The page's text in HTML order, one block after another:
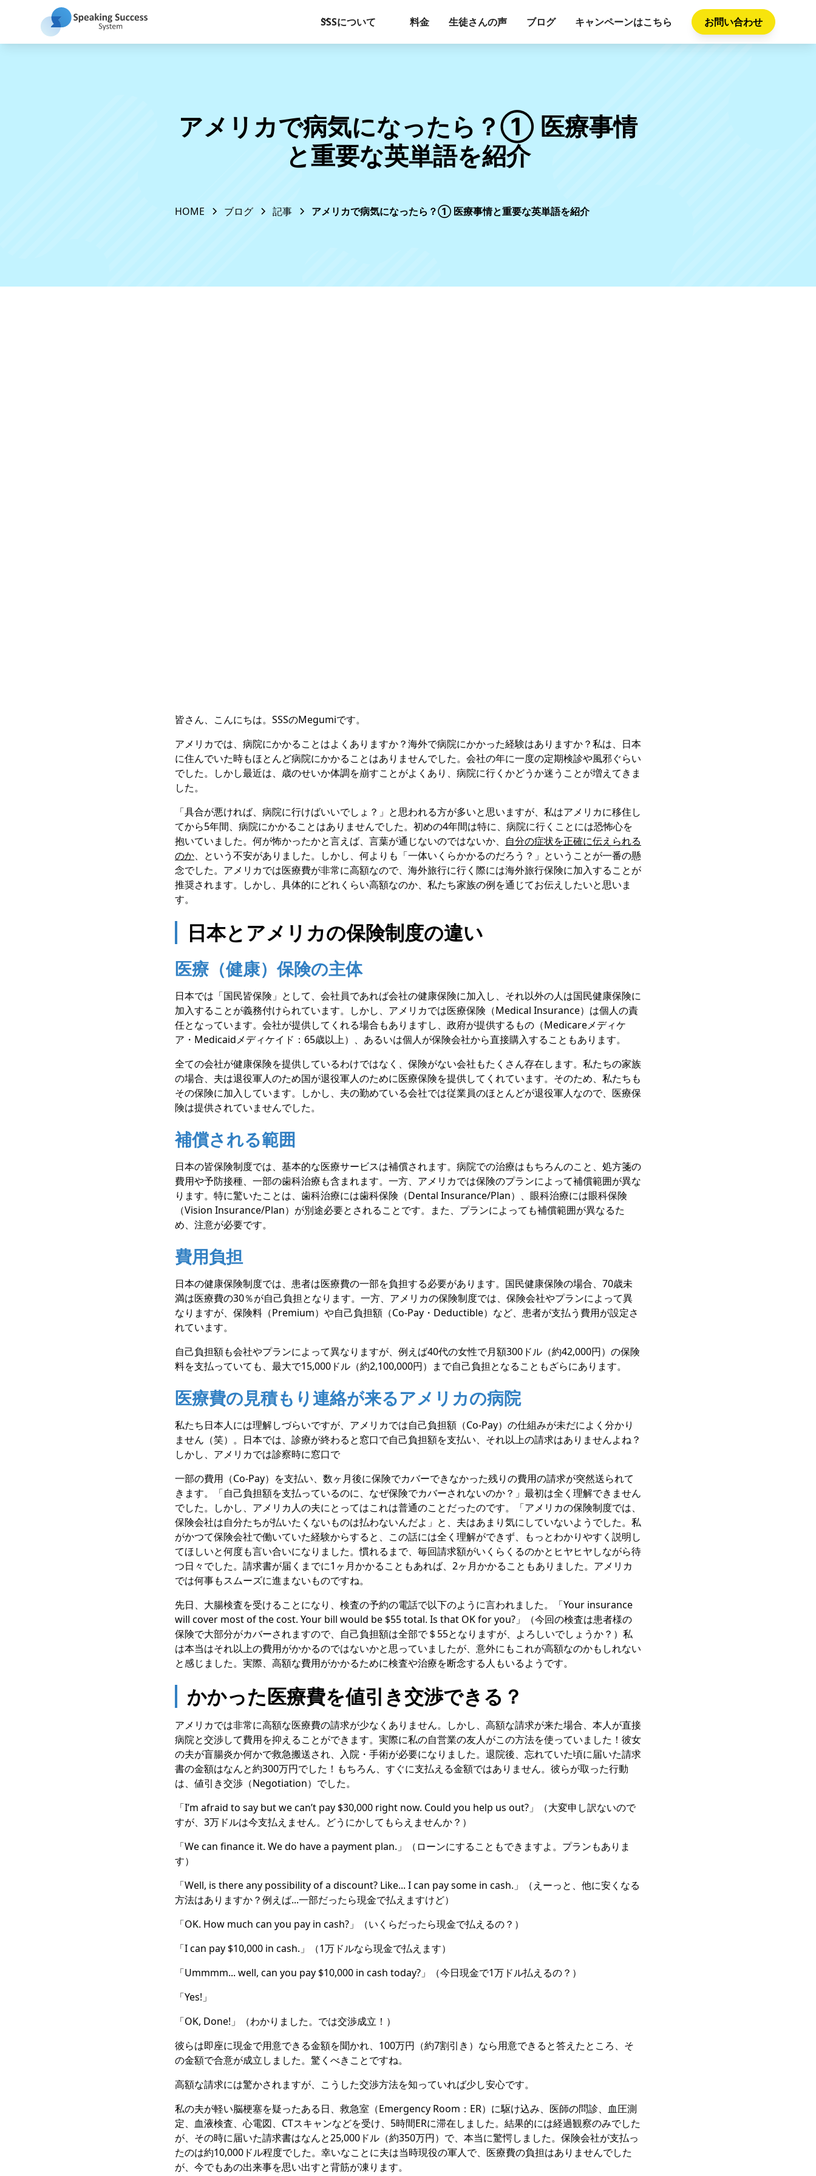
SSSについて 料金 生徒さんの声 ブログ キャンペーンはこちら お問い合わせ
アメリカで病気になったら？① 医療事情
と重要な英単語を紹介
HOME ブログ 記事 アメリカで病気になったら？① 医療事情と重要な英単語を紹介
皆さん、こんにちは。SSSのMegumiです。
アメリカでは、病院にかかることはよくありますか？海外で病院にかかった経験はありますか？私は、日本
に住んでいた時もほとんど病院にかかることはありませんでした。会社の年に一度の定期検診や風邪ぐらい
でした。しかし最近は、歳のせいか体調を崩すことがよくあり、病院に行くかどうか迷うことが増えてきま
した。
「具合が悪ければ、病院に行けばいいでしょ？」と思われる方が多いと思いますが、私はアメリカに移住し
てから5年間、病院にかかることはありませんでした。初めの4年間は特に、病院に行くことには恐怖心を
抱いていました。何が怖かったかと言えば、言葉が通じないのではないか、 自分の症状を正確に伝えられる
のか、という不安がありました。しかし、何よりも「一体いくらかかるのだろう？」ということが一番の懸
念でした。アメリカでは医療費が非常に高額なので、海外旅行に行く際には海外旅行保険に加入することが
推奨されます。しかし、具体的にどれくらい高額なのか、私たち家族の例を通じてお伝えしたいと思いま
す。
日本とアメリカの保険制度の違い
医療（健康）保険の主体
日本では「国民皆保険」として、会社員であれば会社の健康保険に加入し、それ以外の人は国民健康保険に
加入することが義務付けられています。しかし、アメリカでは医療保険（Medical Insurance）は個人の責
任となっています。会社が提供してくれる場合もありますし、政府が提供するもの（Medicareメディケ
ア・Medicaidメディケイド：65歳以上）、あるいは個人が保険会社から直接購入することもあります。
全ての会社が健康保険を提供しているわけではなく、保険がない会社もたくさん存在します。私たちの家族
の場合、夫は退役軍人のため国が退役軍人のために医療保険を提供してくれています。そのため、私たちも
その保険に加入しています。しかし、夫の勤めている会社では従業員のほとんどが退役軍人なので、医療保
険は提供されていませんでした。
補償される範囲
日本の皆保険制度では、基本的な医療サービスは補償されます。病院での治療はもちろんのこと、処方箋の
費用や予防接種、一部の歯科治療も含まれます。一方、アメリカでは保険のプランによって補償範囲が異な
ります。特に驚いたことは、歯科治療には歯科保険（Dental Insurance/Plan）、眼科治療には眼科保険
（Vision Insurance/Plan）が別途必要とされることです。また、プランによっても補償範囲が異なるた
め、注意が必要です。
費用負担
日本の健康保険制度では、患者は医療費の一部を負担する必要があります。国民健康保険の場合、70歳未
満は医療費の30％が自己負担となります。一方、アメリカの保険制度では、保険会社やプランによって異
なりますが、保険料（Premium）や自己負担額（Co-Pay・Deductible）など、患者が支払う費用が設定さ
れています。
自己負担額も会社やプランによって異なりますが、例えば40代の女性で月額300ドル（約42,000円）の保険
料を支払っていても、最大で15,000ドル（約2,100,000円）まで自己負担となることもざらにあります。
医療費の見積もり連絡が来るアメリカの病院
私たち日本人には理解しづらいですが、アメリカでは自己負担額（Co-Pay）の仕組みが未だによく分かり
ません（笑）。日本では、診療が終わると窓口で自己負担額を支払い、それ以上の請求はありませんよね？
しかし、アメリカでは診察時に窓口で
一部の費用（Co-Pay）を支払い、数ヶ月後に保険でカバーできなかった残りの費用の請求が突然送られて
きます。「自己負担額を支払っているのに、なぜ保険でカバーされないのか？」最初は全く理解できません
でした。しかし、アメリカ人の夫にとってはこれは普通のことだったのです。「アメリカの保険制度では、
保険会社は自分たちが払いたくないものは払わないんだよ」と、夫はあまり気にしていないようでした。私
がかつて保険会社で働いていた経験からすると、この話には全く理解ができず、もっとわかりやすく説明し
てほしいと何度も言い合いになりました。慣れるまで、毎回請求額がいくらくるのかとヒヤヒヤしながら待
つ日々でした。請求書が届くまでに1ヶ月かかることもあれば、2ヶ月かかることもありました。アメリカ
では何事もスムーズに進まないものですね。
先日、大腸検査を受けることになり、検査の予約の電話で以下のように言われました。「Your insurance
will cover most of the cost. Your bill would be $55 total. Is that OK for you?」（今回の検査は患者様の
保険で大部分がカバーされますので、自己負担額は全部で＄55となりますが、よろしいでしょうか？）私
は本当はそれ以上の費用がかかるのではないかと思っていましたが、意外にもこれが高額なのかもしれない
と感じました。実際、高額な費用がかかるために検査や治療を断念する人もいるようです。
かかった医療費を値引き交渉できる？
アメリカでは非常に高額な医療費の請求が少なくありません。しかし、高額な請求が来た場合、本人が直接
病院と交渉して費用を抑えることができます。実際に私の自営業の友人がこの方法を使っていました！彼女
の夫が盲腸炎か何かで救急搬送され、入院・手術が必要になりました。退院後、忘れていた頃に届いた請求
書の金額はなんと約300万円でした！もちろん、すぐに支払える金額ではありません。彼らが取った行動
は、値引き交渉（Negotiation）でした。
「I’m afraid to say but we can’t pay $30,000 right now. Could you help us out?」（大変申し訳ないので
すが、3万ドルは今支払えません。どうにかしてもらえませんか？）
「We can finance it. We do have a payment plan.」（ローンにすることもできますよ。プランもありま
す）
「Well, is there any possibility of a discount? Like... I can pay some in cash.」（えーっと、他に安くなる
方法はありますか？例えば...一部だったら現金で払えますけど）
「OK. How much can you pay in cash?」（いくらだったら現金で払えるの？）
「I can pay $10,000 in cash.」（1万ドルなら現金で払えます）
「Ummmm... well, can you pay $10,000 in cash today?」（今日現金で1万ドル払えるの？）
「Yes!」
「OK, Done!」（わかりました。では交渉成立！）
彼らは即座に現金で用意できる金額を聞かれ、100万円（約7割引き）なら用意できると答えたところ、そ
の金額で合意が成立しました。驚くべきことですね。
高額な請求には驚かされますが、こうした交渉方法を知っていれば少し安心です。
私の夫が軽い脳梗塞を疑ったある日、救急室（Emergency Room：ER）に駆け込み、医師の問診、血圧測
定、血液検査、心電図、CTスキャンなどを受け、5時間ERに滞在しました。結果的には経過観察のみでした
が、その時に届いた請求書はなんと25,000ドル（約350万円）で、本当に驚愕しました。保険会社が支払っ
たのは約10,000ドル程度でした。幸いなことに夫は当時現役の軍人で、医療費の負担はありませんでした
が、今でもあの出来事を思い出すと背筋が凍ります。